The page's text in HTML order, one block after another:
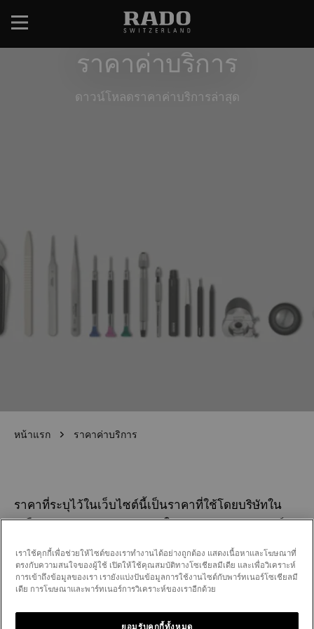
ไป
ราคาค่าบริการ
ดาวน์โหลดราคาค่าบริการล่าสุด
หน้าแรก ราคาค่าบริการ
ราคาที่ระบุไว้ในเว็บไซต์นี้เป็นราคาที่ใช้โดยบริษัทใน
เครือของ Swatch Group Ltd ในประเทศของคุณ ศูนย์
แต่อาจมีค่าบริการอื่นๆ ได้ การซ่อมหรือการบริการที่
ดำเนินการโดยศูนย์บริการ Rado ที่ไม่ได้รับอนุญาต จะ
Rado
เราใช้คุกกี้เพื่อช่วยให้ไซต์ของเราทำงานได้อย่างถูกต้อง แสดงเนื้อหาและโฆษณาที่
ตรงกับความสนใจของผู้ใช้ เปิดให้ใช้คุณสมบัติทางโซเชียลมีเดีย และเพื่อวิเคราะห์
การเข้าถึงข้อมูลของเรา เรายังแบ่งปันข้อมูลการใช้งานไซต์กับพาร์ทเนอร์โซเชียลมี
เดีย การโฆษณาและพาร์ทเนอร์การวิเคราะห์ของเราอีกด้วย
ยอมรับคุกกี้ทั้งหมด